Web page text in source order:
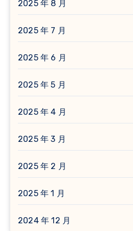
2025 年 8 月
2025 年 7 月
2025 年 6 月
2025 年 5 月
2025 年 4 月
2025 年 3 月
2025 年 2 月
2025 年 1 月
2024 年 12 月